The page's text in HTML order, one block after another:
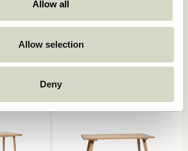
Allow all
Allow selection
Deny
Ajouter au panier